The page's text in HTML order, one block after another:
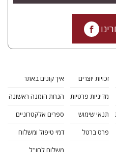
זכויות יוצרים
מדיניות פרטיות
תנאי שימוש
פרס ברטל
איך קונים באתר
הנחת הזמנה ראשונה
ספרים אלקטרוניים
דמי טיפול ומשלוח
משלוח לחו"ל